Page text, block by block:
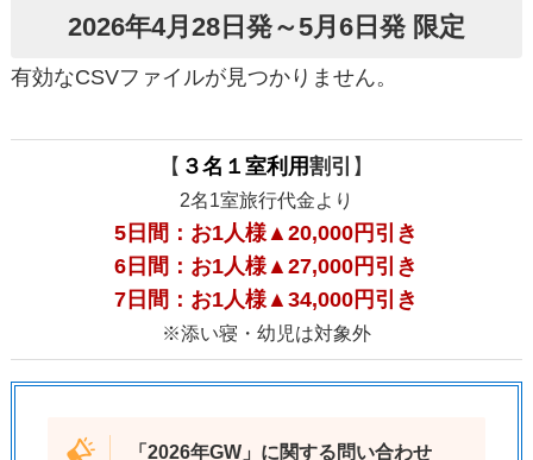
2026年4月28日発～5月6日発 限定
有効なCSVファイルが見つかりません。
【 ３名１室利用割引 】
2名1室旅行代金より
5日間：お1人様▲20,000円引き
6日間：お1人様▲27,000円引き
7日間：お1人様▲34,000円引き
※添い寝・幼児は対象外
「2026年GW 」に関する問い合わせ